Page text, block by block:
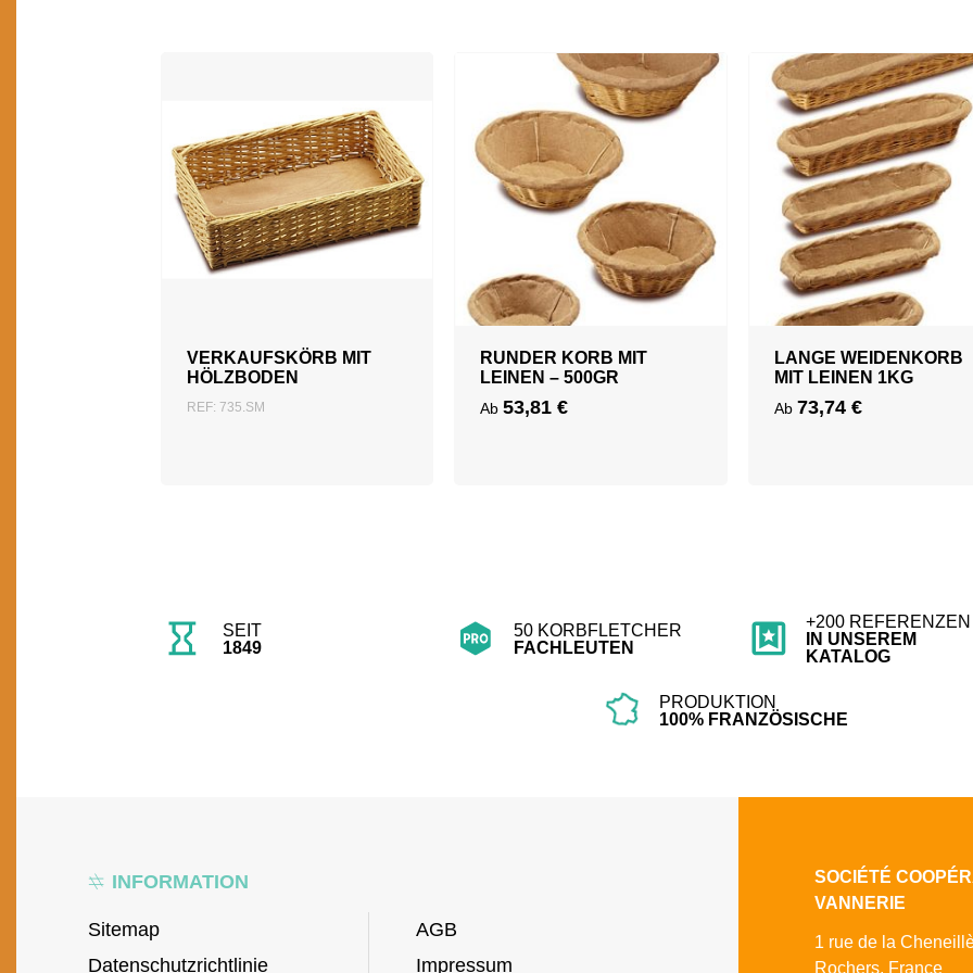
VERKAUFSKÖRB MIT
HÖLZBODEN
REF: 735.SM
RUNDER KORB MIT
LEINEN – 500GR
Ab53,81€
LANGE WEIDENKORB
MIT LEINEN 1KG
Ab 73,74 €
SEIT
1849
50 KORBFLETCHER
FACHLEUTEN
+200 REFERENZEN
IN UNSEREM
KATALOG
PRODUKTION
100% FRANZÖSISCHE
INFORMATION
Sitemap
Datenschutzrichtlinie
AGB
Impressum
SOCIÉTÉ
VANNERIE
1 rue de la
Rochers, France